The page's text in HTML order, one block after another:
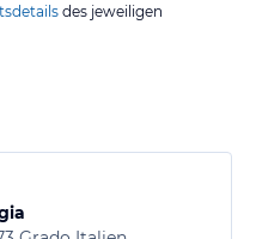
des jeweiligen